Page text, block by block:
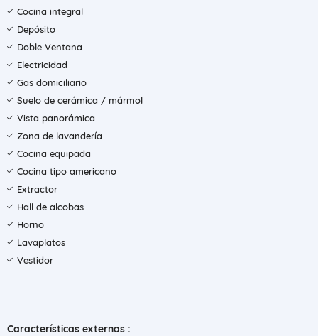
Cocina integral
Depósito
Doble Ventana
Electricidad
Gas domiciliario
Suelo de cerámica / mármol
Vista panorámica
Zona de lavandería
Cocina equipada
Cocina tipo americano
Extractor
Hall de alcobas
Horno
Lavaplatos
Vestidor
Características externas :